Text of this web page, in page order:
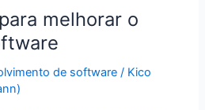
melhorar o
de software / Kico